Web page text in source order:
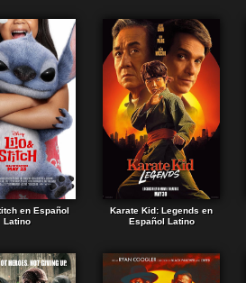
en Español
Latino
Karate Kid: Legends en
Español Latino